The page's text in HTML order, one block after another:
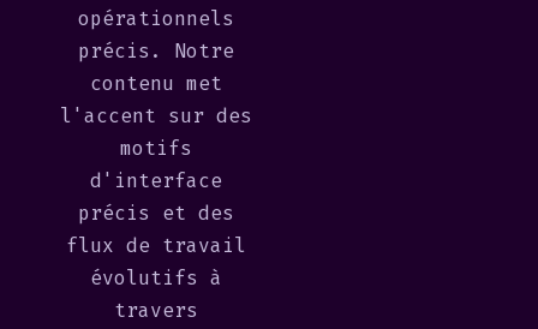
opérationnels
précis. Notre
contenu met
l'accent sur des
motifs
d'interface
précis et des
flux de travail
évolutifs à
travers